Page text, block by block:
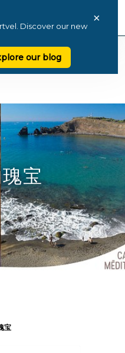
Discover our new
our blog
×
宝
宝